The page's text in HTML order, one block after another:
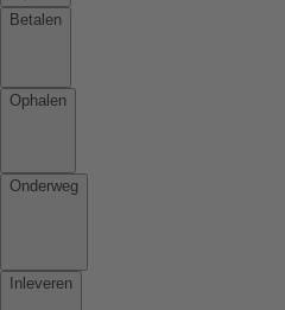
Betalen
Ophalen
Onderweg
Inleveren